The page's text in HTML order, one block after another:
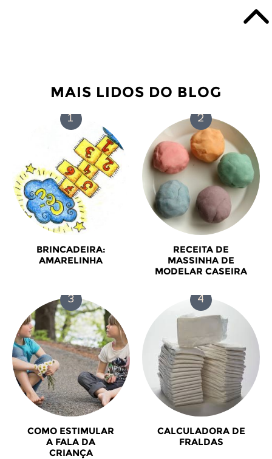
MAIS LIDOS DO BLOG
BRINCADEIRA:
AMARELINHA
RECEITA DE
MASSINHA DE
MODELAR CASEIRA
COMO ESTIMULAR
A FALA DA
CRIANÇA
CALCULADORA DE
FRALDAS